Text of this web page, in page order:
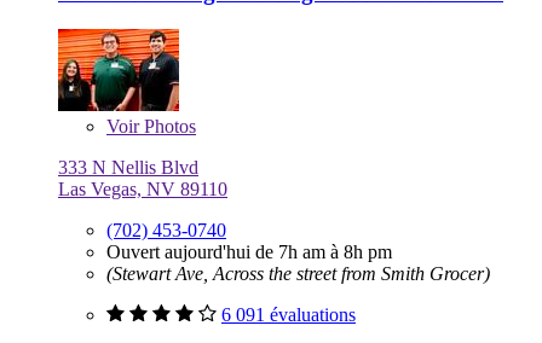
VoirPhotos
333 N Nellis Blvd
Las Vegas, NV 89110
(702) 453-0740
Ouvert aujourd'hui de 7h am à 8h pm
(Stewart Ave, Across the street from Smith Grocer)
6 091 évaluations